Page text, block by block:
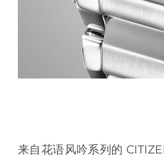
来自花语风吟系列的